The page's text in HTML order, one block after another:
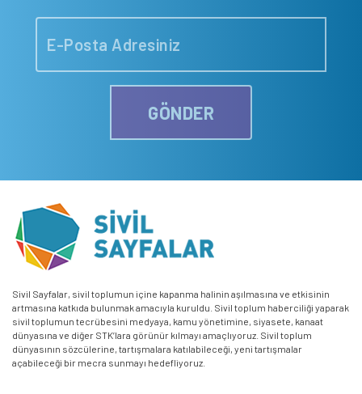
GÖNDER
Sivil Sayfalar, sivil toplumun içine kapanma halinin aşılmasına ve etkisinin
artmasına katkıda bulunmak amacıyla kuruldu. Sivil toplum haberciliği yaparak
sivil toplumun tecrübesini medyaya, kamu yönetimine, siyasete, kanaat
dünyasına ve diğer STK’lara görünür kılmayı amaçlıyoruz. Sivil toplum
dünyasının sözcülerine, tartışmalara katılabileceği, yeni tartışmalar
açabileceği bir mecra sunmayı hedefliyoruz.